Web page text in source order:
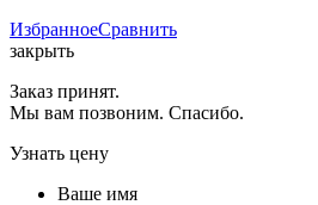
ИзбранноеСравнить
закрыть
Заказ принят.
Мы вам позвоним. Спасибо.
Узнать цену
Ваше имя